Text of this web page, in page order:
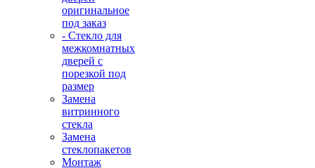
оригинальное
под заказ
- Стекло для
межкомнатных
дверей с
порезкой под
размер
Замена
витринного
стекла
Замена
стеклопакетов
Монтаж